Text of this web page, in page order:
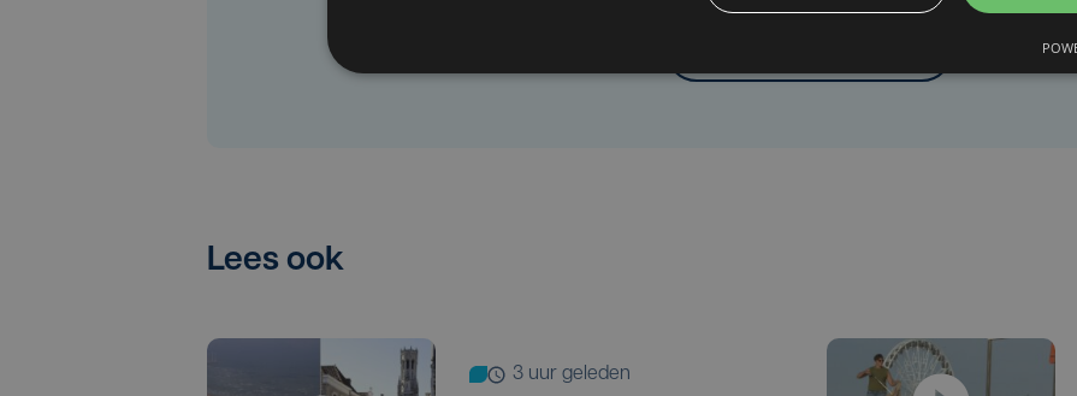
Lees ook
3 uur geleden